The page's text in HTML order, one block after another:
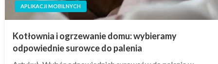
APLIKACJI MOBILNYCH
Kotłownia i ogrzewanie domu: wybieramy
odpowiednie surowce do palenia